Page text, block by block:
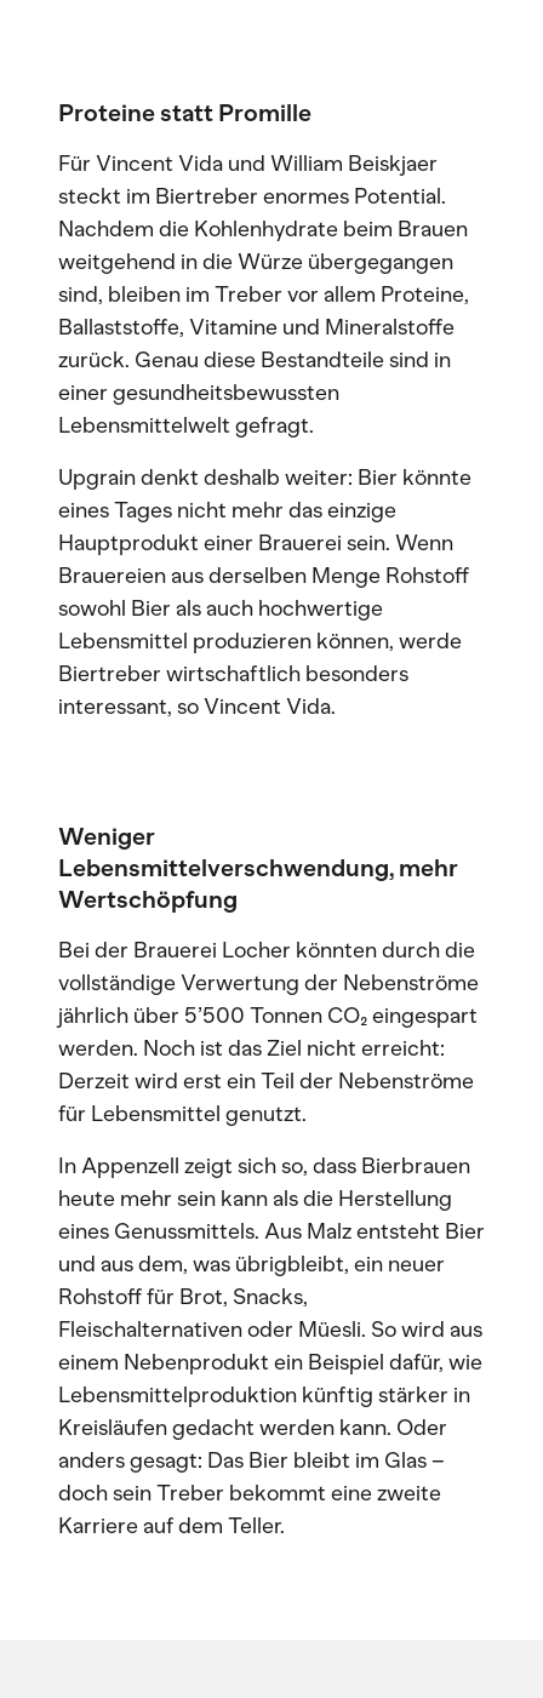
Proteine statt Promille
Für Vincent Vida und William Beiskjaer
steckt im Biertreber enormes Potential.
Nachdem die Kohlenhydrate beim Brauen
weitgehend in die Würze übergegangen
sind, bleiben im Treber vor allem Proteine,
Ballaststoffe, Vitamine und Mineralstoffe
zurück. Genau diese Bestandteile sind in
einer gesundheitsbewussten
Lebensmittelwelt gefragt.
Upgrain denkt deshalb weiter: Bier könnte
eines Tages nicht mehr das einzige
Hauptprodukt einer Brauerei sein. Wenn
Brauereien aus derselben Menge Rohstoff
sowohl Bier als auch hochwertige
Lebensmittel produzieren können, werde
Biertreber wirtschaftlich besonders
interessant, so Vincent Vida.
Weniger
Lebensmittelverschwendung, mehr
Wertschöpfung
Bei der Brauerei Locher könnten durch die
vollständige Verwertung der Nebenströme
jährlich über 5’500 Tonnen CO₂ eingespart
werden. Noch ist das Ziel nicht erreicht:
Derzeit wird erst ein Teil der Nebenströme
für Lebensmittel genutzt.
In Appenzell zeigt sich so, dass Bierbrauen
heute mehr sein kann als die Herstellung
eines Genussmittels. Aus Malz entsteht Bier
und aus dem, was übrigbleibt, ein neuer
Rohstoff für Brot, Snacks,
Fleischalternativen oder Müesli. So wird aus
einem Nebenprodukt ein Beispiel dafür, wie
Lebensmittelproduktion künftig stärker in
Kreisläufen gedacht werden kann. Oder
anders gesagt: Das Bier bleibt im Glas –
doch sein Treber bekommt eine zweite
Karriere auf dem Teller.